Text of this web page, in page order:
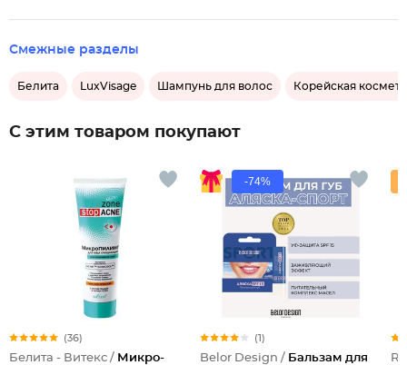
Смежные разделы
Белита LuxVisage Шампунь для волос Корейская
С этим товаром покупают
(36)
Белита - Витекс / Микро-
-74%
(1)
Belor Design / Бальзам для